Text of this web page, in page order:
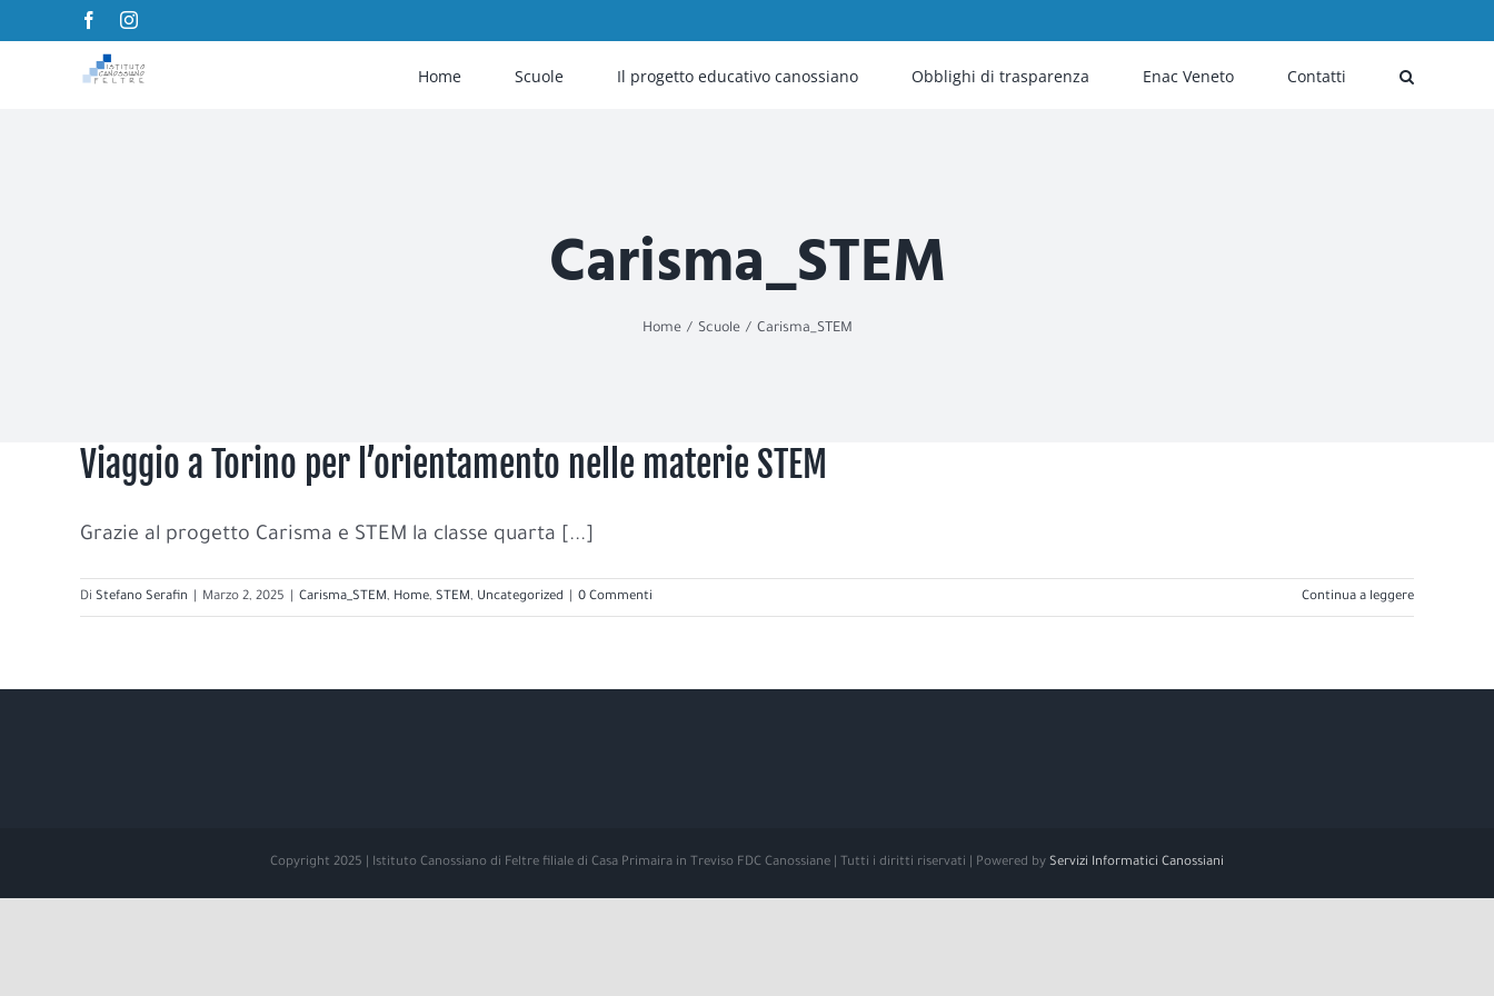
FacebookInstagram
Home Scuole Il progetto educativo canossiano Obblighi di trasparenza Enac Veneto Contatti
Carisma_STEM
Home Scuole Carisma_STEM
Viaggio a Torino per l’orientamento nelle materie STEM
Grazie al progetto Carisma e STEM la classe quarta [...]
Di Stefano Serafin Marzo 2, 2025 Carisma_STEM, Home, STEM, Uncategorized 0 Commenti Continua a leggere
Copyright 2025 | Istituto Canossiano di Feltre filiale di Casa Primaira in Treviso FDC Canossiane | Tutti i diritti riservati | Powered by Servizi Informatici Canossiani